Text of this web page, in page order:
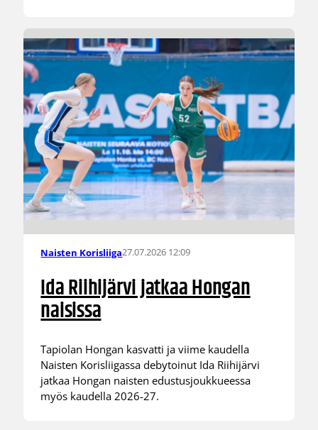
Naisten Korisliiga27.07.2026 12:09
Ida Riihijärvi jatkaa Hongan
naisissa
Tapiolan Hongan kasvatti ja viime kaudella
Naisten Korisliigassa debytoinut Ida Riihijärvi
jatkaa Hongan naisten edustusjoukkueessa
myös kaudella 2026-27.